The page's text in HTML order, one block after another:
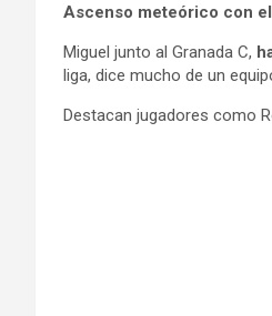
Ascenso meteórico con el
Miguel junto al Granada C,
liga, dice mucho de un
Destacan jugadores como